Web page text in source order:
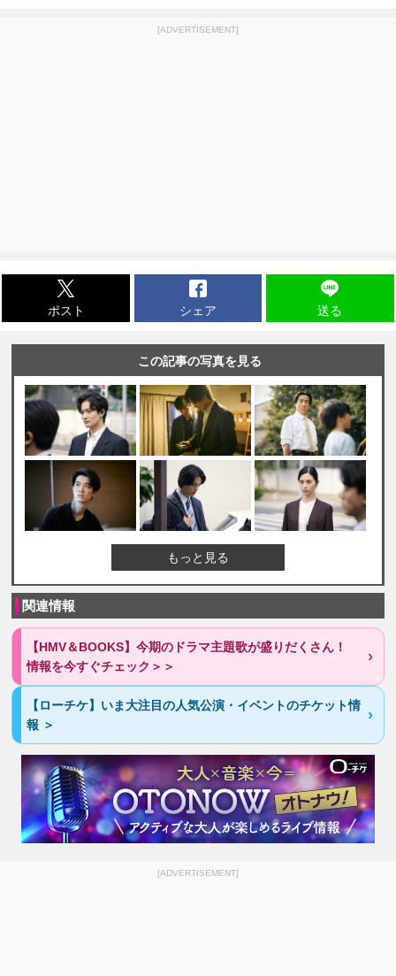
[ADVERTISEMENT]
ポスト シェア 送る
この記事の写真を見る
もっと見る
関連情報
【HMV＆BOOKS】今期のドラマ主題歌が盛りだくさん！
情報を今すぐチェック＞＞
【ローチケ】いま大注目の人気公演・イベントのチケット情
報 ＞
[ADVERTISEMENT]